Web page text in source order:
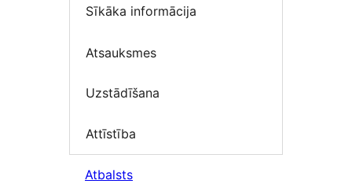
Sīkāka informācija
Atsauksmes
Uzstādīšana
Attīstība
Atbalsts